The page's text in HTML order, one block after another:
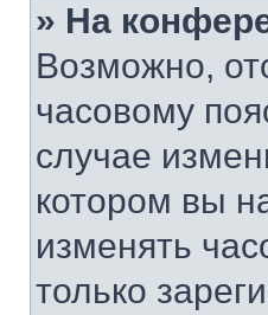
» На
Возможно,
часовому
случае
котором вы
изменять
только